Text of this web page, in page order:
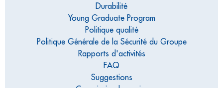
Durabilité
Young Graduate Program
Politique qualité
Politique Générale de la Sécurité du Groupe
Rapports d'activités
FAQ
Suggestions